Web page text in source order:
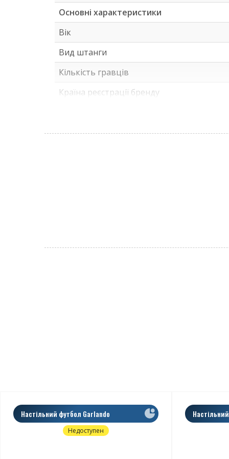
Висота: 82-85-88 см
Основні характеристики
Вік
Вид штанги
Кількість гравців
Країна реєстрації бренду
Призначення
Настільний футбол Garlando
Недоступен